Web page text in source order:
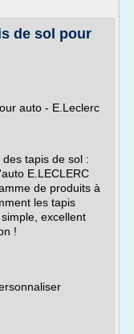
de sol pour
auto - E.Leclerc
tapis de sol :
E.LECLERC
de produits à
les tapis
excellent
!